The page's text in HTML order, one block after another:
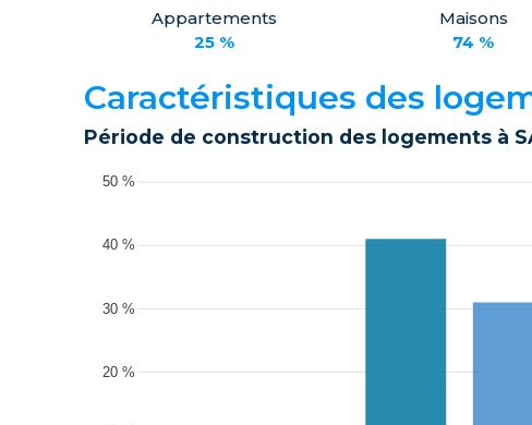
Appartements
25 %
Maisons
74 %
Caractéristiques des
Période de construction des logements à
50 %
40 %
30 %
20 %